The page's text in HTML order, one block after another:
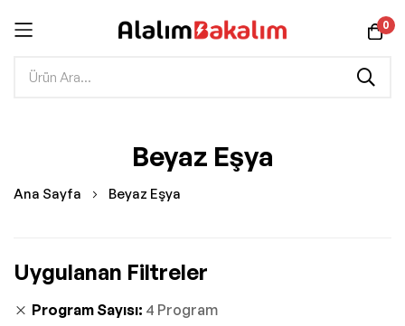
0
Beyaz Eşya
Ana Sayfa Beyaz Eşya
Uygulanan Filtreler
Program Sayısı 4 Program